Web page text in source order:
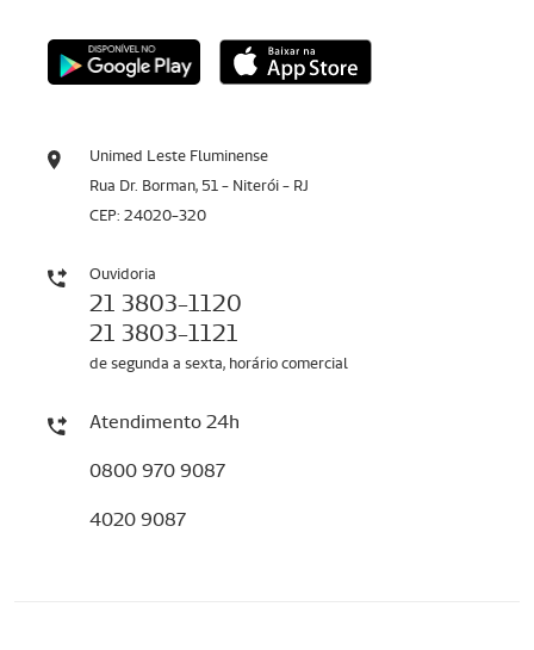
Unimed Leste Fluminense
Rua Dr. Borman, 51 - Niterói - RJ
CEP: 24020-320
Ouvidoria
21 3803-1120
21 3803-1121
de segunda a sexta, horário comercial
Atendimento 24h
0800 970 9087
4020 9087